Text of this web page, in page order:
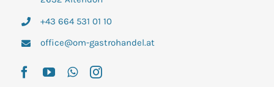
+43 664 531 01 10
office@om-gastrohandel.at